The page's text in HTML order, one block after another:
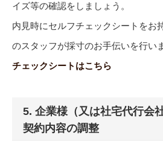
イズ等の確認をしましょう。
内見時にセルフチェックシートをお
のスタッフが採寸のお手伝いを行い
チェックシートはこちら
5. 企業様（又は社宅代行会
契約内容の調整